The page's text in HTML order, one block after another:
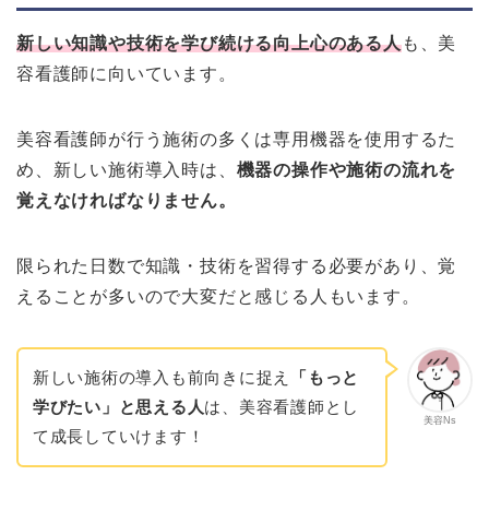
新しい知識や技術を学び続ける向上心のある人も、美
容看護師に向いています。
美容看護師が行う施術の多くは専用機器を使用するた
め、新しい施術導入時は、 機器の操作や施術の流れを
覚えなければなりません。
限られた日数で知識・技術を習得する必要があり、覚
えることが多いので大変だと感じる人もいます。
美容Ns
新しい施術の導入も前向きに捉え
「もっと
学びたい」と思える人は、美容看護師とし
て成長していけます！